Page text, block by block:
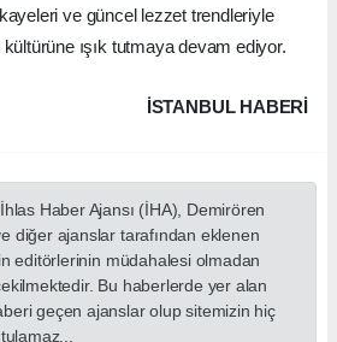
ve güncel lezzet trendleriyle
ışık tutmaya devam ediyor.
İSTANBUL HABERİ
Haber Ajansı (İHA), Demirören
diğer ajanslar tarafından eklenen
editörlerinin müdahalesi olmadan
Bu haberlerde yer alan
geçen ajanslar olup sitemizin hiç